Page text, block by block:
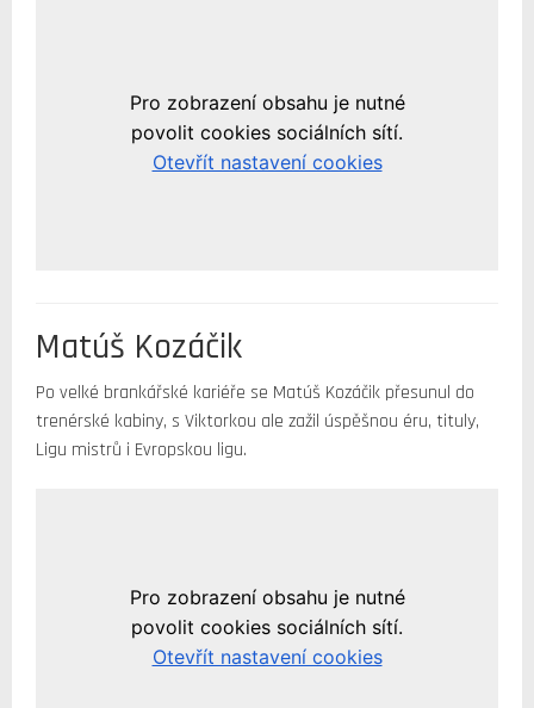
Matúš Kozáčik
Po velké brankářské kariéře se Matúš Kozáčik přesunul do
trenérské kabiny, s Viktorkou ale zažil úspěšnou éru, tituly,
Ligu mistrů i Evropskou ligu.